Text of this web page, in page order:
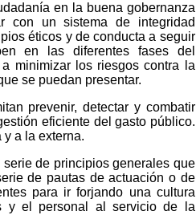
en la buena gobernanza
con un sistema de integridad
éticos y de conducta a seguir
en las diferentes fases del
minimizar los riesgos contra la
se puedan presentar.
prevenir, detectar y combatir
eficiente del gasto público.
a la externa.
de principios generales que
de pautas de actuación o de
para ir forjando una cultura
y el personal al servicio de la